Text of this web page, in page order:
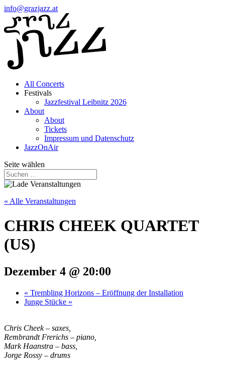
info@grazjazz.at
All Concerts
Festivals
Jazzfestival Leibnitz 2026
About
About
Tickets
Impressum und Datenschutz
JazzOnAir
Seite wählen
« Alle Veranstaltungen
CHRIS CHEEK QUARTET
(US)
Dezember 4 @ 20:00
« Trembling Horizons – Eröffnung der Installation
Junge Stücke »
Chris Cheek – saxes,
Rembrandt Frerichs – piano,
Mark Haanstra – bass,
Jorge Rossy – drums